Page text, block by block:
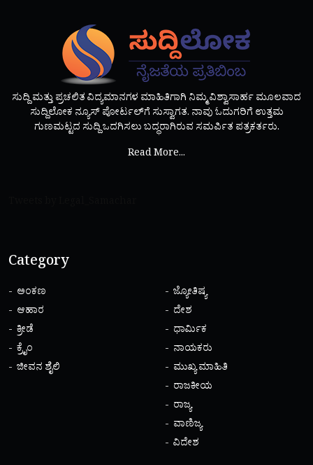
ಸುದ್ದಿ ಮತ್ತು ಪ್ರಚಲಿತ ವಿದ್ಯಮಾನಗಳ ಮಾಹಿತಿಗಾಗಿ ನಿಮ್ಮ ವಿಶ್ವಾಸಾರ್ಹ ಮೂಲವಾದ
ಸುದ್ದಿಲೋಕ ನ್ಯೂಸ್ ಪೋರ್ಟಲ್‌ಗೆ ಸುಸ್ವಾಗತ. ನಾವು ಓದುಗರಿಗೆ ಉತ್ತಮ
ಗುಣಮಟ್ಟದ ಸುದ್ದಿ ಒದಗಿಸಲು ಬದ್ಧರಾಗಿರುವ ಸಮರ್ಪಿತ ಪತ್ರಕರ್ತರು.
Read More...
Category
ಅಂಕಣ
ಆಹಾರ
ಕ್ರೀಡೆ
ಕ್ರೈಂ
ಜೀವನ ಶೈಲಿ
ಜ್ಯೋತಿಷ್ಯ
ದೇಶ
ಧಾರ್ಮಿಕ
ನಾಯಕರು
ಮುಖ್ಯ ಮಾಹಿತಿ
ರಾಜಕೀಯ
ರಾಜ್ಯ
ವಾಣಿಜ್ಯ
ವಿದೇಶ